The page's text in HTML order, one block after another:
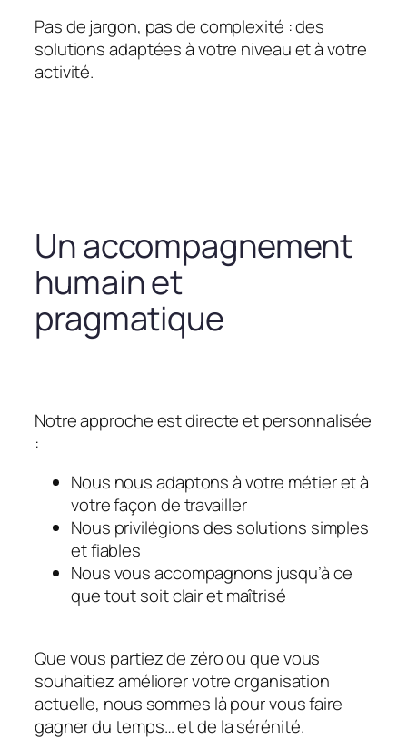
Pas de jargon, pas de complexité : des
solutions adaptées à votre niveau et à votre
activité.
Un accompagnement
humain et
pragmatique
Notre approche est directe et personnalisée
:
Nous nous adaptons à votre métier et à
votre façon de travailler
Nous privilégions des solutions simples
et fiables
Nous vous accompagnons jusqu’à ce
que tout soit clair et maîtrisé
Que vous partiez de zéro ou que vous
souhaitiez améliorer votre organisation
actuelle, nous sommes là pour vous faire
gagner du temps… et de la sérénité.